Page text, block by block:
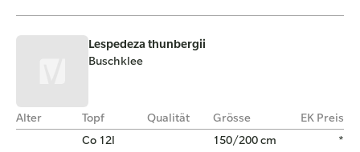
Lespedeza thunbergii
Buschklee
Alter Topf Qualität Grösse
EK Preis
Co 12l
150/200 cm *